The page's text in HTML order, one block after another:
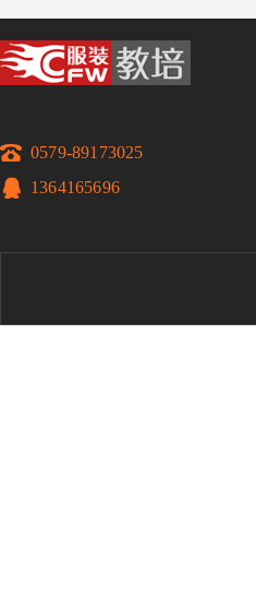
0579-89173025
1364165696